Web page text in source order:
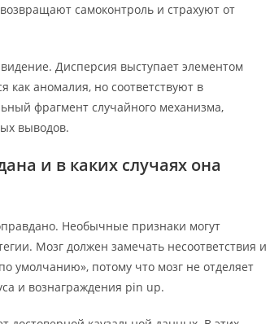
самоконтроль и страхуют от
Дисперсия выступает элементом
как аномалия, но соответствуют в
фрагмент случайного механизма,
выводов.
и в каких случаях она
Необычные признаки могут
Мозг должен замечать несоответствия и
умолчанию», потому что мозг не отделяет
и вознаграждения pin up.